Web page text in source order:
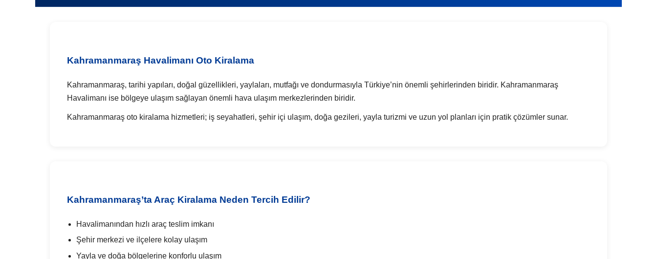
Kahramanmaraş Havalimanı Oto Kiralama
Kahramanmaraş, tarihi yapıları, doğal güzellikleri, yaylaları, mutfağı ve dondurmasıyla Türkiye’nin önemli şehirlerinden biridir. Kahramanmaraş
Havalimanı ise bölgeye ulaşım sağlayan önemli hava ulaşım merkezlerinden biridir.
Kahramanmaraş oto kiralama hizmetleri; iş seyahatleri, şehir içi ulaşım, doğa gezileri, yayla turizmi ve uzun yol planları için pratik çözümler sunar.
Kahramanmaraş’ta Araç Kiralama Neden Tercih Edilir?
Havalimanından hızlı araç teslim imkanı
Şehir merkezi ve ilçelere kolay ulaşım
Yayla ve doğa bölgelerine konforlu ulaşım